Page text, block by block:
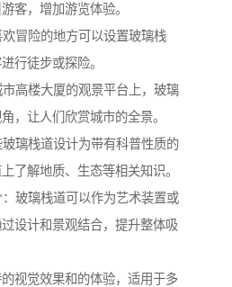
客，增加游览体验。
冒险的地方可以设置玻璃栈
行徒步或探险。
高楼大厦的观景平台上，玻璃
，让人们欣赏城市的全景。
璃栈道设计为带有科普性质的
了解地质、生态等相关知识。
玻璃栈道可以作为艺术装置或
设计和景观结合，提升整体吸
视觉效果和的体验，适用于多